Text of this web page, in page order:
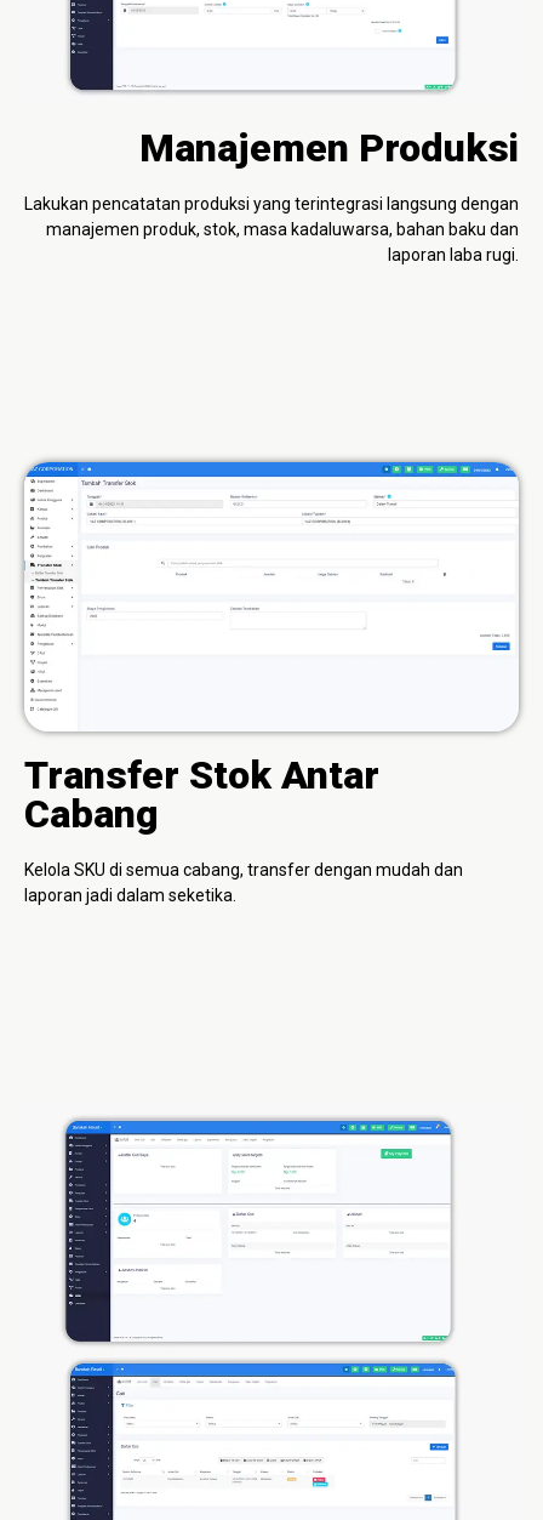
Manajemen Produksi
Lakukan pencatatan produksi yang terintegrasi langsung dengan
manajemen produk, stok, masa kadaluwarsa, bahan baku dan
laporan laba rugi.
Transfer Stok Antar
Cabang
Kelola SKU di semua cabang, transfer dengan mudah dan
laporan jadi dalam seketika.